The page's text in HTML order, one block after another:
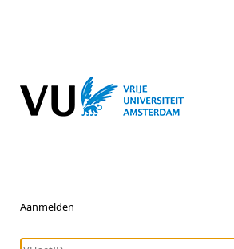
Aanmelden